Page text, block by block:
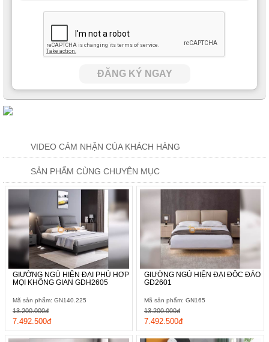
ĐĂNG KÝ NGAY
VIDEO CẢM NHẬN CỦA KHÁCH HÀNG
SẢN PHẨM CÙNG CHUYÊN MỤC
GIƯỜNG NGỦ HIỆN ĐẠI PHÙ HỢP
MỌI KHÔNG GIAN GDH2605
Mã sản phẩm: GN140.225
7.492.500đ
13.200.000đ
GIƯỜNG NGỦ HIỆN ĐẠI ĐỘC ĐÁO
GD2601
Mã sản phẩm: GN165
7.492.500đ
13.200.000đ